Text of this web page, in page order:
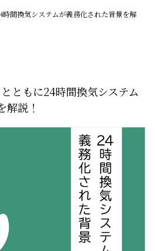
間換気システムが義務化された背景を解
ともに24時間換気システム
解説！